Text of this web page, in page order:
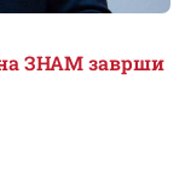
ЗНАМ заврши